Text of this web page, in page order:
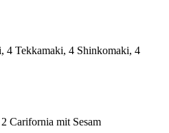
4 Tekkamaki, 4 Shinkomaki, 4
Carifornia mit Sesam